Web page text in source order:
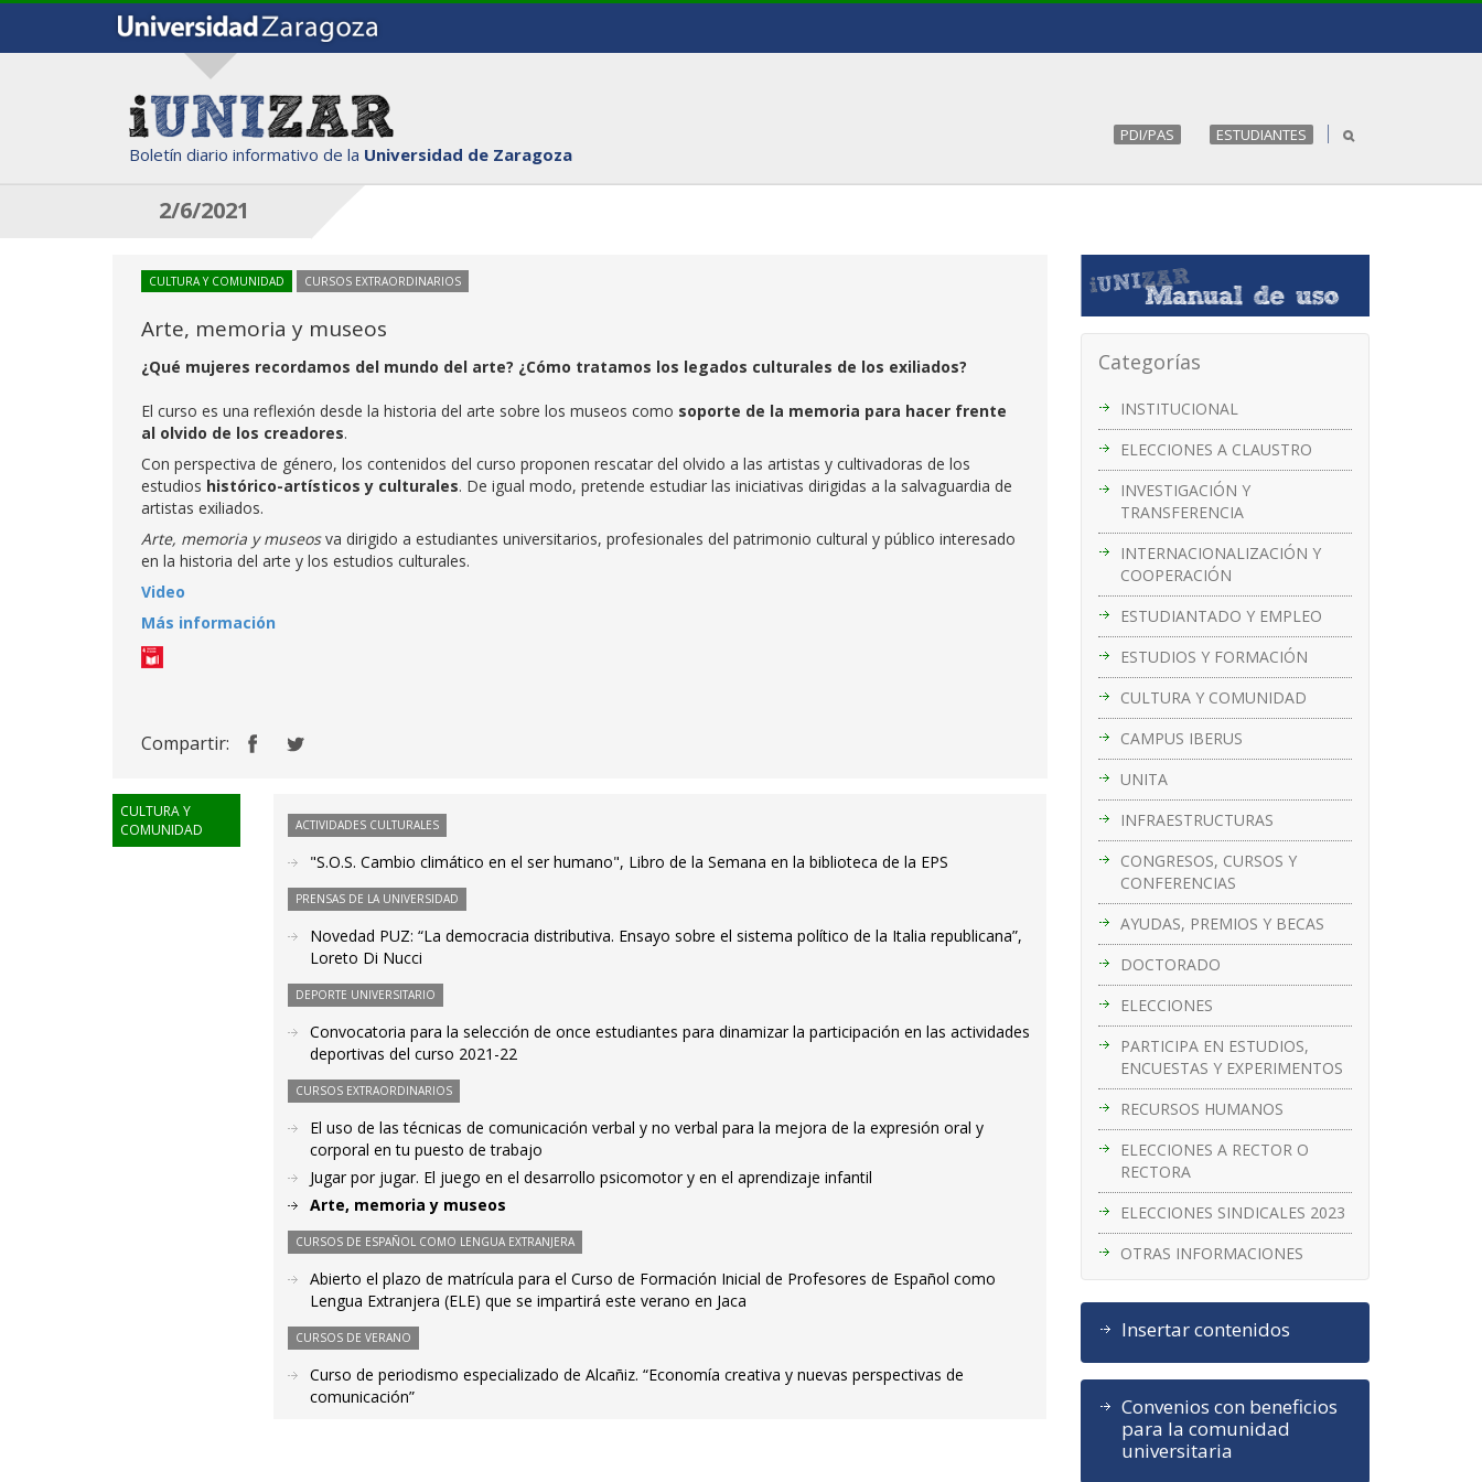
Boletín diario informativo de la Universidad de Zaragoza
PDI/PAS ESTUDIANTES
2/6/2021
Categorías
INSTITUCIONAL
ELECCIONES A CLAUSTRO
INVESTIGACIÓN Y
TRANSFERENCIA
INTERNACIONALIZACIÓN Y
COOPERACIÓN
ESTUDIANTADO Y EMPLEO
ESTUDIOS Y FORMACIÓN
CULTURA Y COMUNIDAD
CAMPUS IBERUS
UNITA
INFRAESTRUCTURAS
CONGRESOS, CURSOS Y
CONFERENCIAS
AYUDAS, PREMIOS Y BECAS
DOCTORADO
ELECCIONES
PARTICIPA EN ESTUDIOS,
ENCUESTAS Y EXPERIMENTOS
RECURSOS HUMANOS
ELECCIONES A RECTOR O
RECTORA
ELECCIONES SINDICALES 2023
OTRAS INFORMACIONES
Insertar contenidos
Convenios con beneficios
para la comunidad
universitaria
CULTURA Y COMUNIDAD CURSOS EXTRAORDINARIOS
Arte, memoria y museos
¿Qué mujeres recordamos del mundo del arte? ¿Cómo tratamos los legados culturales de los exiliados?
El curso es una reflexión desde la historia del arte sobre los museos como soporte de la memoria para hacer frente
al olvido de los creadores.
Con perspectiva de género, los contenidos del curso proponen rescatar del olvido a las artistas y cultivadoras de los
estudios histórico-artísticos y culturales. De igual modo, pretende estudiar las iniciativas dirigidas a la salvaguardia de
artistas exiliados.
Arte, memoria y museosva dirigido a estudiantes universitarios, profesionales del patrimonio cultural y público interesado
en la historia del arte y los estudios culturales.
Video
Más información
Compartir:
CULTURA Y
COMUNIDAD
ACTIVIDADES CULTURALES
"S.O.S. Cambio climático en el ser humano", Libro de la Semana en la biblioteca de la EPS
PRENSAS DE LA UNIVERSIDAD
Novedad PUZ: “La democracia distributiva. Ensayo sobre el sistema político de la Italia republicana”,
Loreto Di Nucci
DEPORTE UNIVERSITARIO
Convocatoria para la selección de once estudiantes para dinamizar la participación en las actividades
deportivas del curso 2021-22
CURSOS EXTRAORDINARIOS
El uso de las técnicas de comunicación verbal y no verbal para la mejora de la expresión oral y
corporal en tu puesto de trabajo
Jugar por jugar. El juego en el desarrollo psicomotor y en el aprendizaje infantil
Arte, memoria y museos
CURSOS DE ESPAÑOL COMO LENGUA EXTRANJERA
Abierto el plazo de matrícula para el Curso de Formación Inicial de Profesores de Español como
Lengua Extranjera (ELE) que se impartirá este verano en Jaca
CURSOS DE VERANO
Curso de periodismo especializado de Alcañiz. “Economía creativa y nuevas perspectivas de
comunicación”